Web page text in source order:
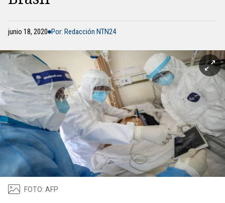
junio 18, 2020 Por: Redacción NTN24
FOTO: AFP